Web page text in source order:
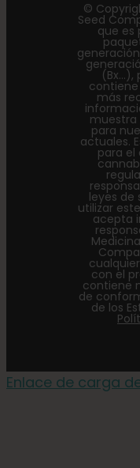
©
Seed
que es
más
muestra
para
actuales.
para el
leyes de
utilizar
acepta
con el
contiene
de
de los
Enlace de carga